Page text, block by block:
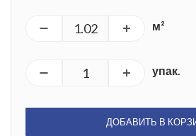
м²
упак.
ДОБАВИТЬ В